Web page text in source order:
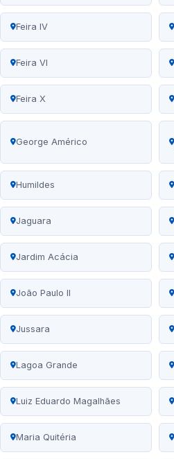
Feira IV
Feira VI
Feira X
George Américo
Humildes
Jaguara
Jardim Acácia
João Paulo II
Jussara
Lagoa Grande
Luiz Eduardo Magalhães
Maria Quitéria